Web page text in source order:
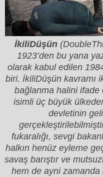
İkiliDüşün
1923’den bu yana
olarak kabul edilen
biri. İkiliDüşün kavramı
bağlanma halini ifade
isimli üç büyük
devletinin
fukaralığı, sevgi
halkın henüz eyleme
savaş barıştır ve
hem de ayni